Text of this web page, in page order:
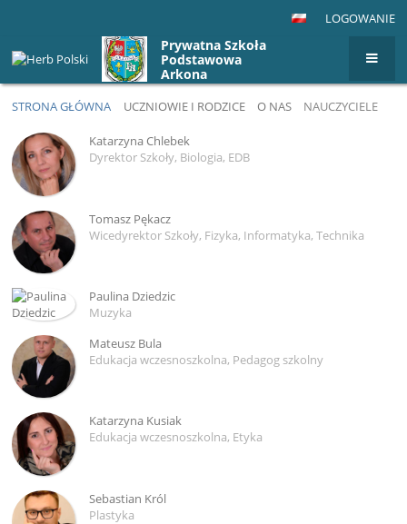
LOGOWANIE
Prywatna Szkoła
Podstawowa
Arkona
STRONA GŁÓWNA UCZNIOWIE I RODZICE O NAS NAUCZYCIELE
NauczycieleKatarzyna Chlebek
Dyrektor Szkoły, Biologia, EDB
Tomasz Pękacz
Wicedyrektor Szkoły, Fizyka, Informatyka, Technika
Paulina Dziedzic
Muzyka
Mateusz Bula
Edukacja wczesnoszkolna, Pedagog szkolny
Katarzyna Kusiak
Edukacja wczesnoszkolna, Etyka
Sebastian Król
Plastyka